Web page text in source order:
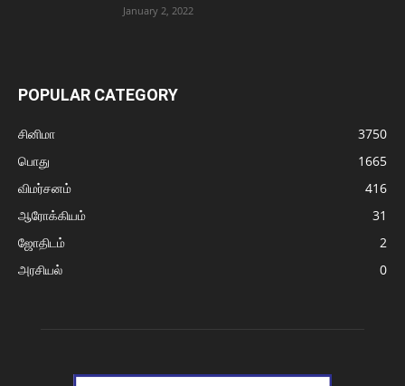
January 2, 2022
POPULAR CATEGORY
சினிமா
3750
பொது
1665
விமர்சனம்
416
ஆரோக்கியம்
31
ஜோதிடம்
2
அரசியல்
0